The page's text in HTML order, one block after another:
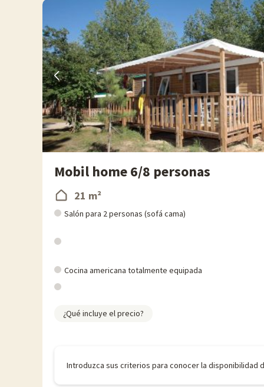
Mobil home 6/8 personas
21 m²
Salón para 2 personas (sofá cama)
Cocina americana totalmente equipada
¿Qué incluye el precio?
Introduzca sus criterios para conocer la disponibilidad